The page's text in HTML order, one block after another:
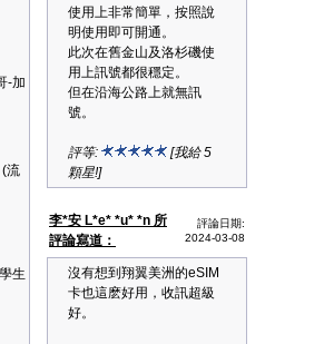
-加
(流
生
使用上非常簡單，按照說
明使用即可開通。
此次在舊金山及洛杉磯使
用上訊號都很穩定。
但在沿海公路上就無訊
號。
評等:
[我給 5
顆星!]
李*安 L*e* *u* *n 所
評論寫道：
評論日期:
2024-03-08
沒有想到翔翼美洲的eSIM
卡也這麽好用，收訊超級
好。